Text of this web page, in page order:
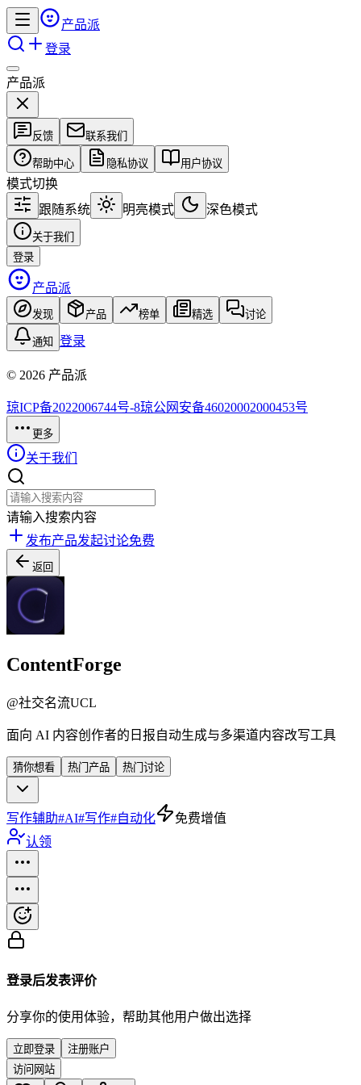
产品派
登录
产品派
反馈 联系我们
帮助中心 隐私协议 用户协议
模式切换
跟随系统
明亮模式 深色模式
关于我们
登录
产品派
发现 产品 榜单 精选 讨论
通知 登录
© 2026 产品派
琼ICP备2022006744号-8琼公网安备46020002000453号
更多
关于我们
请输入搜索内容
发布产品发起讨论免费
返回
ContentForge
@社交名流UCL
面向 AI 内容创作者的日报自动生成与多渠道内容改写工具
猜你想看 热门产品 热门讨论
写作辅助#AI#写作#自动化
免费增值
认领
登录后发表评价
分享你的使用体验，帮助其他用户做出选择
立即登录
注册账户
访问网站